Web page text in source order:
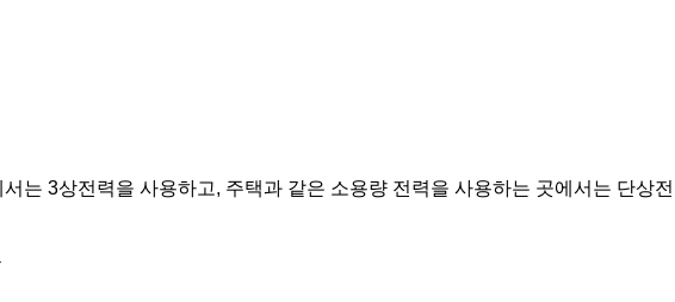
는 3상전력을 사용하고, 주택과 같은 소용량 전력을 사용하는 곳에서는 단상전